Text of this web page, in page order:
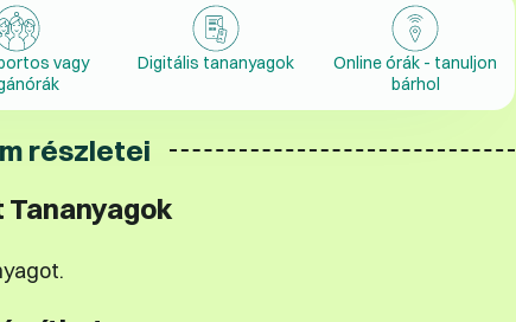
vagy
Digitális tananyagok
Online órák - tanuljon
bárhol
részletei